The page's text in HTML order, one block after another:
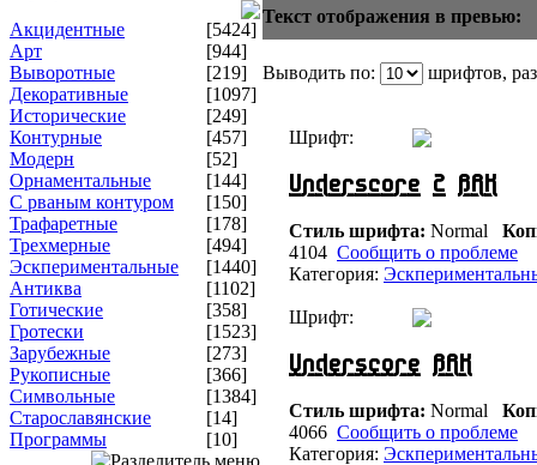
Акцидентные
[5424]
Арт
[944]
Выворотные
[219]
Декоративные
[1097]
Исторические
[249]
Контурные
[457]
Модерн
[52]
Орнаментальные
[144]
С рваным контуром
[150]
Трафаретные
[178]
Трехмерные
[494]
Эскпериментальные
[1440]
Антиква
[1102]
Готические
[358]
Гротески
[1523]
Зарубежные
[273]
Рукописные
[366]
Символьные
[1384]
Старославянские
[14]
Программы
[10]
Текст отображения в превью:
Выводить по: шрифтов,
Шрифт:
Стиль шрифта: Normal
4104 Сообщить о проблеме
Категория:
Шрифт:
Стиль шрифта: Normal
4066 Сообщить о проблеме
Категория: